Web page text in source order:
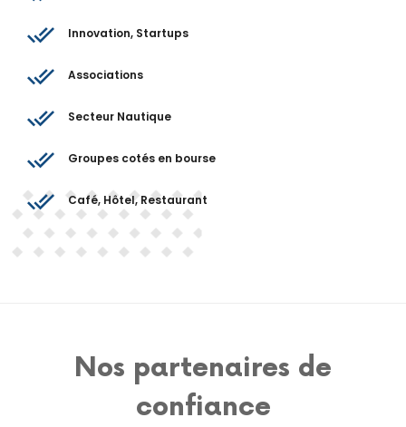
Innovation, Startups
Associations
Secteur Nautique
Groupes cotés en bourse
Café, Hôtel, Restaurant
Nos partenaires de
confiance